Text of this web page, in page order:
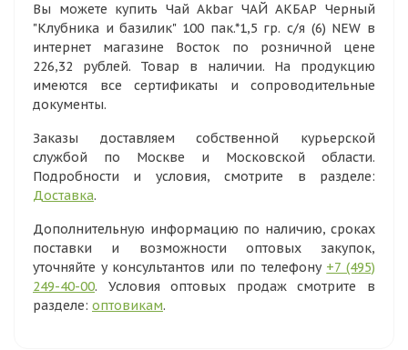
Вы можете купить Чай Akbar ЧАЙ АКБАР Черный
"Клубника и базилик" 100 пак.*1,5 гр. с/я (6) NEW в
интернет магазине Восток по розничной цене
226,32 рублей. Товар в наличии. На продукцию
имеются все сертификаты и сопроводительные
документы.
Заказы доставляем собственной курьерской
службой по Москве и Московской области.
Подробности и условия, смотрите в разделе:
Доставка.
Дополнительную информацию по наличию, сроках
поставки и возможности оптовых закупок,
уточняйте у консультантов или по телефону +7 (495)
249-40-00. Условия оптовых продаж смотрите в
разделе: оптовикам.